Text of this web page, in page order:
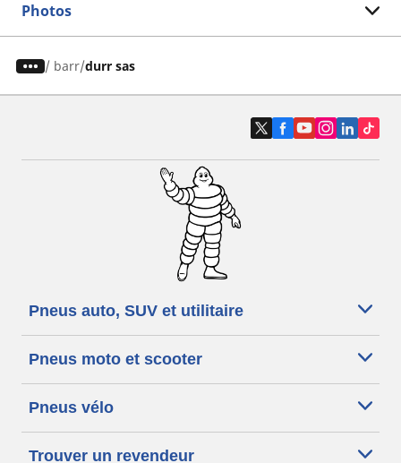
Photos
/ barr durr sas
Pneus auto, SUV et utilitaire
Pneus moto et scooter
Pneus vélo
Trouver un revendeur